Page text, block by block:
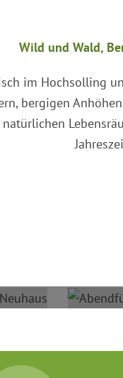
Wild und Wald,
im Hochsolling
bergigen
IM